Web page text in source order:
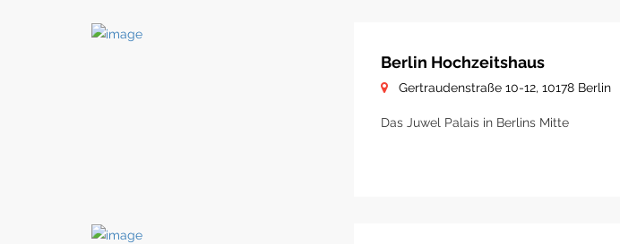
Berlin Hochzeitshaus
Gertraudenstraße 10-12, 10178 Berlin
Das Juwel Palais in Berlins Mitte